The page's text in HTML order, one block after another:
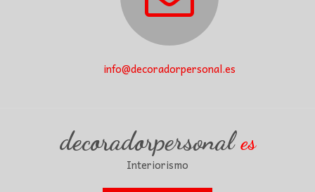
info@decoradorpersonal.es
decoradorpersonales
Interiorismo